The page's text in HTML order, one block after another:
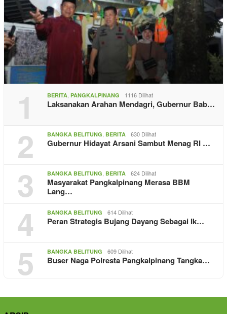
1 BERITA PANGKALPINANG 1116 Dilihat
Laksanakan Arahan Mendagri, Gubernur Bab…
2 BANGKA BELITUNG BERITA 630 Dilihat
Gubernur Hidayat Arsani Sambut Menag RI …
3 BANGKA BELITUNG BERITA 624 Dilihat
Masyarakat Pangkalpinang Merasa BBM
Lang…
4 BANGKA BELITUNG 614 Dilihat
Peran Strategis Bujang Dayang Sebagai Ik…
5 BANGKA BELITUNG 609 Dilihat
Buser Naga Polresta Pangkalpinang Tangka…